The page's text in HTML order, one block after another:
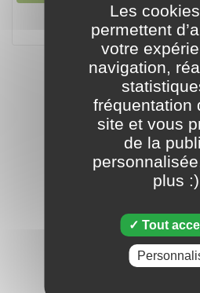
Tripeaks - 20
Les
permettent
votre
navigation,
fréquentation
site et vous
de la
plus :)
Tout